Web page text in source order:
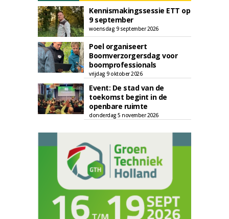
Kennismakingssessie ETT op
9 september
woensdag 9 september 2026
Poel organiseert
Boomverzorgersdag voor
boomprofessionals
vrijdag 9 oktober 2026
Event: De stad van de
toekomst begint in de
openbare ruimte
donderdag 5 november 2026